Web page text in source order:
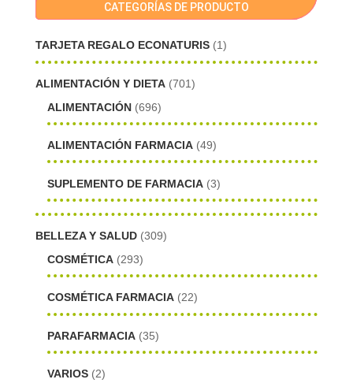
CATEGORÍAS DE PRODUCTO
TARJETA REGALO ECONATURIS (1)
ALIMENTACIÓN Y DIETA (701)
ALIMENTACIÓN (696)
ALIMENTACIÓN FARMACIA (49)
SUPLEMENTO DE FARMACIA (3)
BELLEZA Y SALUD (309)
COSMÉTICA (293)
COSMÉTICA FARMACIA (22)
PARAFARMACIA (35)
VARIOS (2)